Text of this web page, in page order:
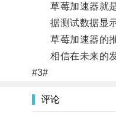
草莓加速器就是
据测试数据显示
草莓加速器的推
相信在未来的发
#3#
评论